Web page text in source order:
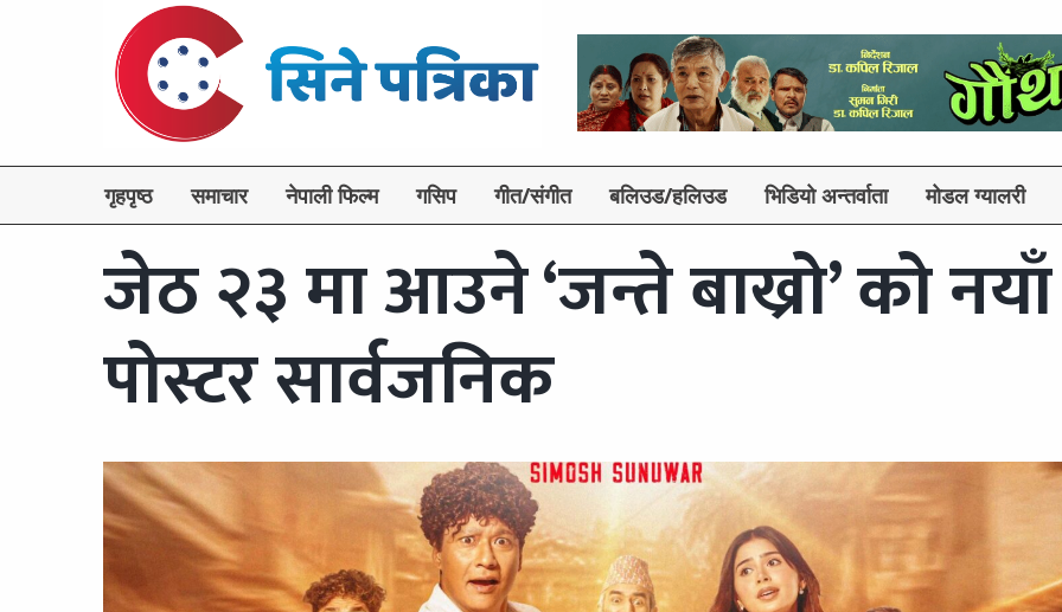
गृहपृष्ठ समाचार नेपाली फिल्म गसिप गीत/संगीत बलिउड/हलिउड भिडियो अन्तर्वाता मोडल ग्यालरी
जेठ २३ मा आउने ‘जन्ते बाख्रो’ को नयाँ
पोस्टर सार्वजनिक